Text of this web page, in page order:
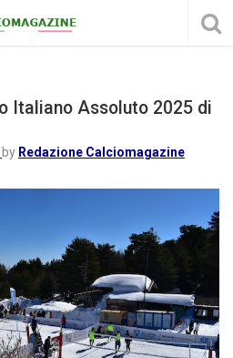
Italiano Assoluto 2025 di
by Redazione Calciomagazine